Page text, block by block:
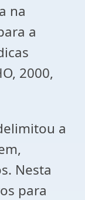
na
a
2000,
a
Nesta
para